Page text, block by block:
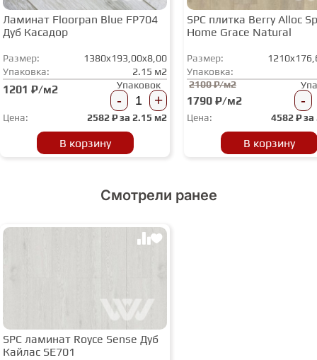
Ламинат Floorpan Blue FP704
Дуб Касадор
Размер:
1380x193,00x8,00
Упаковка:
2.15 м2
1201 ₽/м2 Упаковок
- +
Цена: 2582₽ за 2.15 м2
В корзину
SPC плитка Berry Alloc
Home Grace Natural
Размер:
Упаковка:
2100 ₽/м2
1790 ₽/м2 -
Цена: 4582₽ за
В корзину
Смотрели ранее
SPC ламинат Royce Sense Дуб
Кайлас SE701